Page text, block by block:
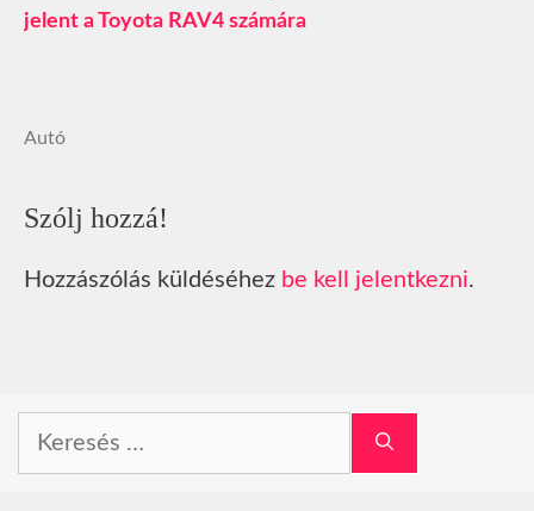
jelent a Toyota RAV4 számára
Autó
Szólj hozzá!
Hozzászólás küldéséhez be kell jelentkezni.